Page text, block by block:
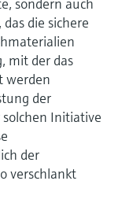
sondern auch
die sichere
mit der das
werden
der
Initiative
der
verschlankt